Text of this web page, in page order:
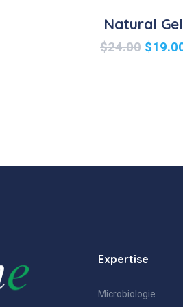
Natural Gel
$24.00 $
Expertise
Microbiologie